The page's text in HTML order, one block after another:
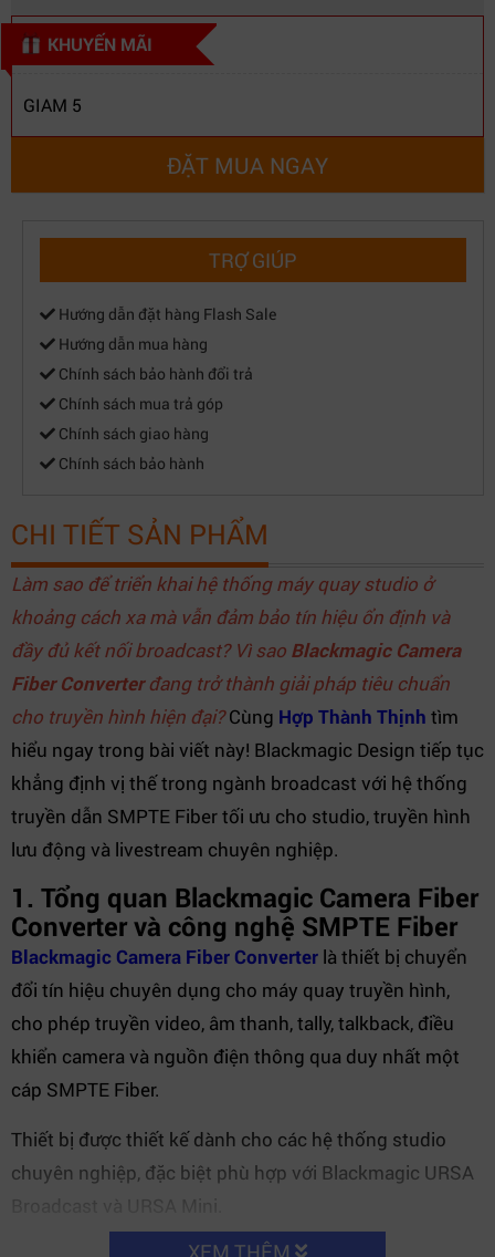
KHUYẾN MÃI
GIAM 5
ĐẶT MUA NGAY
TRỢ GIÚP
Hướng dẫn đặt hàng Flash Sale
Hướng dẫn mua hàng
Chính sách bảo hành đổi trả
Chính sách mua trả góp
Chính sách giao hàng
Chính sách bảo hành
CHI TIẾT SẢN PHẨM
Làm sao để triển khai hệ thống máy quay studio ở
khoảng cách xa mà vẫn đảm bảo tín hiệu ổn định và
đầy đủ kết nối broadcast? Vì sao Blackmagic Camera
Fiber Converterđang trở thành giải pháp tiêu chuẩn
cho truyền hình hiện đại?Cùng Hợp Thành Thịnh tìm
hiểu ngay trong bài viết này! Blackmagic Design tiếp tục
khẳng định vị thế trong ngành broadcast với hệ thống
truyền dẫn SMPTE Fiber tối ưu cho studio, truyền hình
lưu động và livestream chuyên nghiệp.
1. Tổng quan Blackmagic Camera Fiber
Converter và công nghệ SMPTE Fiber
Blackmagic Camera Fiber Converter là thiết bị chuyển
đổi tín hiệu chuyên dụng cho máy quay truyền hình,
cho phép truyền video, âm thanh, tally, talkback, điều
khiển camera và nguồn điện thông qua duy nhất một
cáp SMPTE Fiber.
Thiết bị được thiết kế dành cho các hệ thống studio
chuyên nghiệp, đặc biệt phù hợp với Blackmagic URSA
XEM THÊM